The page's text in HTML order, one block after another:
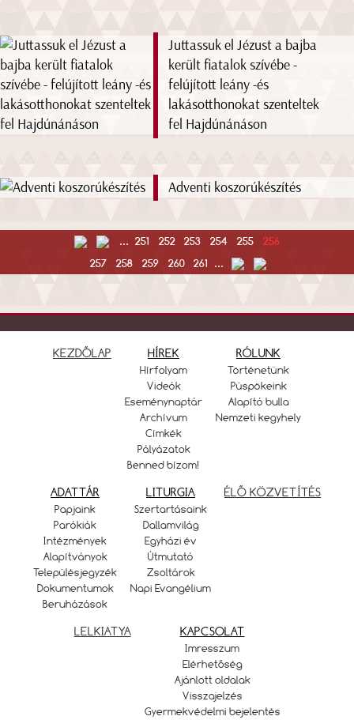
Juttassuk el Jézust a bajba
került fiatalok szívébe -
felújított leány -és
lakásotthonokat szenteltek
fel Hajdúnánáson
Adventi koszorúkészítés
... 251 252 253 254 255
256
257
258 259 260 261 ...
KEZDŐLAP HÍREK
Hírfolyam
Videók
Eseménynaptár
Archívum
Címkék
Pályázatok
Benned bízom!
RÓLUNK
Történetünk
Püspökeink
Alapító bulla
Nemzeti kegyhely
ADATTÁR
Papjaink
Parókiák
Intézmények
Alapítványok
Településjegyzék
Dokumentumok
Beruházások
LITURGIA
Szertartásaink
Dallamvilág
Egyházi év
Útmutató
Zsoltárok
Napi Evangélium
ÉLŐ KÖZVETÍTÉS
LELKIATYA KAPCSOLAT
Imresszum
Elérhetőség
Ajánlott oldalak
Visszajelzés
Gyermekvédelmi bejelentés